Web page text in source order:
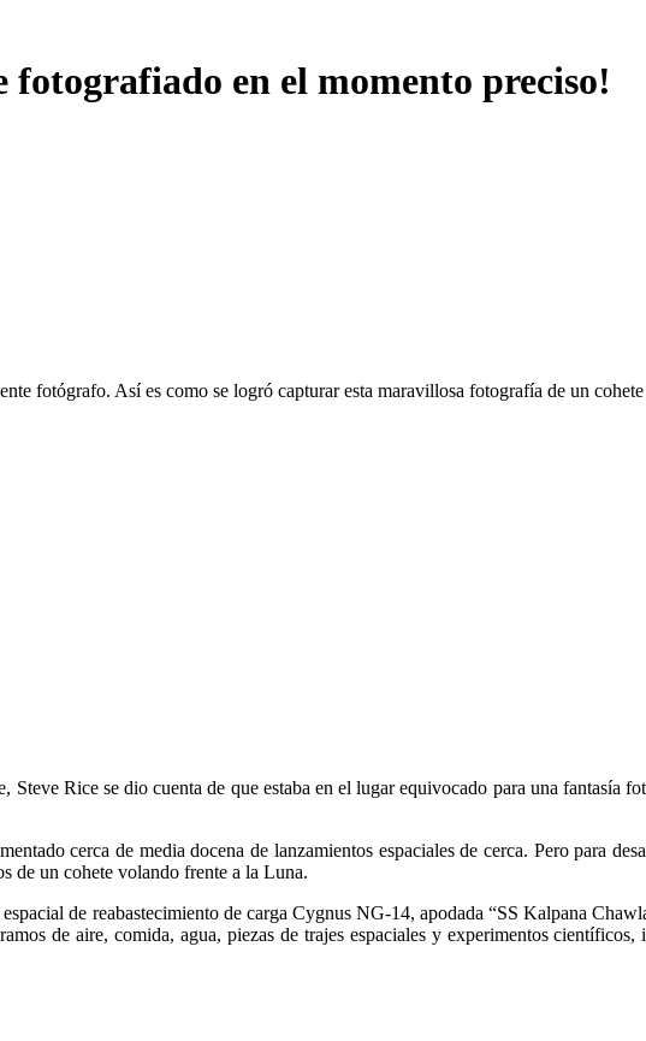
fotografiado en el momento preciso!
fotógrafo. Así es como se logró capturar esta maravillosa fotografía de un
Rice se dio cuenta de que estaba en el lugar equivocado para una fantasía
cerca de media docena de lanzamientos espaciales de cerca. Pero para
de un cohete volando frente a la Luna.
de reabastecimiento de carga Cygnus NG-14, apodada “SS Kalpana
de aire, comida, agua, piezas de trajes espaciales y experimentos